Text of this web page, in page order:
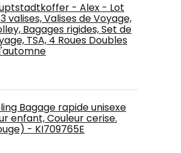
- Alex - Lot
valises, Valises de Voyage,
Bagages rigides, Set de
TSA, 4 Roues Doubles
Bagage rapide unisexe
enfant, Couleur cerise.
- KI709765E